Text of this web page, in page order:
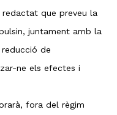
redactat que preveu la
juntament amb la
de
ne els efectes i
fora del règim